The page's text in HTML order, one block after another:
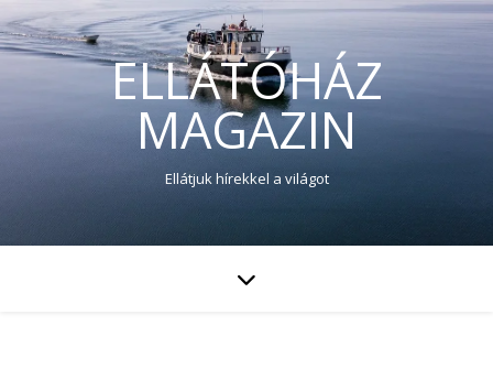
ELLÁTÓHÁZ
MAGAZIN
Ellátjuk hírekkel a világot